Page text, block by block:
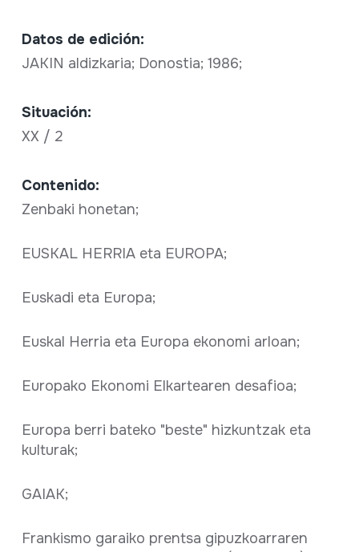
Datos de edición:
JAKIN aldizkaria; Donostia; 1986;
Situación:
XX / 2
Contenido:
Zenbaki honetan;
EUSKAL HERRIA eta EUROPA;
Euskadi eta Europa;
Euskal Herria eta Europa ekonomi arloan;
Europako Ekonomi Elkartearen desafioa;
Europa berri bateko "beste" hizkuntzak eta
kulturak;
GAIAK;
Frankismo garaiko prentsa gipuzkoarraren